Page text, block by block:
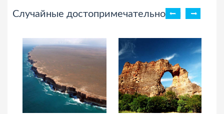
Случайные достопримечательности